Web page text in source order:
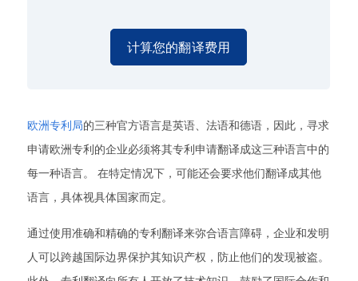
计算您的翻译费用
欧洲专利局的三种官方语言是英语、法语和德语，因此，寻求
申请欧洲专利的企业必须将其专利申请翻译成这三种语言中的
每一种语言。 在特定情况下，可能还会要求他们翻译成其他
语言，具体视具体国家而定。
通过使用准确和精确的专利翻译来弥合语言障碍，企业和发明
人可以跨越国际边界保护其知识产权，防止他们的发现被盗。